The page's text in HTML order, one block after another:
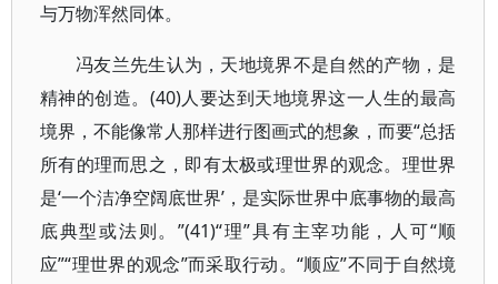
与万物浑然同体。
冯友兰先生认为，天地境界不是自然的产物，是
精神的创造。(40)人要达到天地境界这一人生的最高
境界，不能像常人那样进行图画式的想象，而要“总括
所有的理而思之，即有太极或理世界的观念。理世界
是‘一个洁净空阔底世界’，是实际世界中底事物的最高
底典型或法则。”(41)“理”具有主宰功能，人可“顺
应”“理世界的观念”而采取行动。“顺应”不同于自然境